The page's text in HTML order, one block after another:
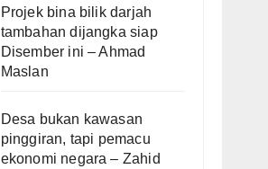
Projek bina bilik darjah
tambahan dijangka siap
Disember ini – Ahmad
Maslan
Desa bukan kawasan
pinggiran, tapi pemacu
ekonomi negara – Zahid